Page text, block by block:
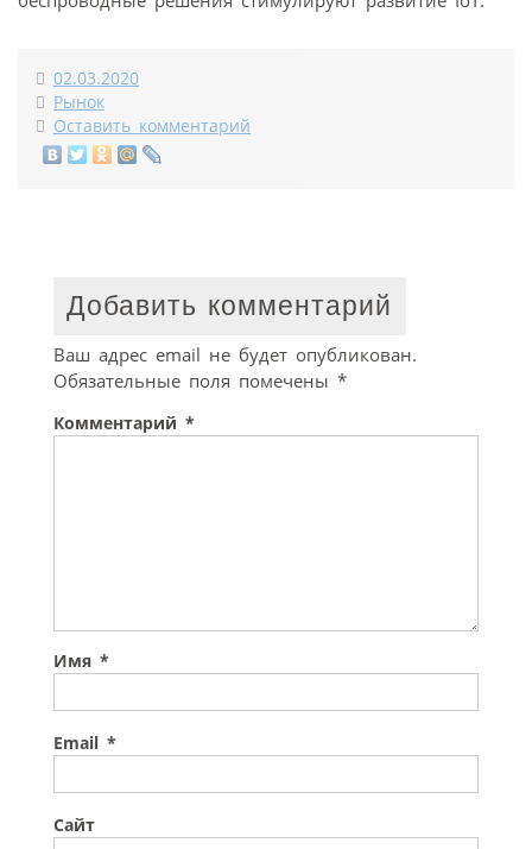
02.03.2020
Рынок
Оставить комментарий
Добавить комментарий
Ваш адрес email не будет опубликован.
Обязательные поля помечены *
Комментарий *
Имя *
Email *
Сайт